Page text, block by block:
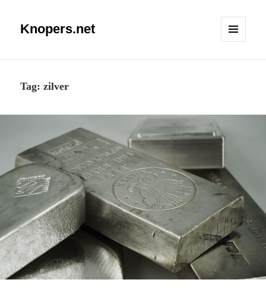
Knopers.net
Tag:zilver